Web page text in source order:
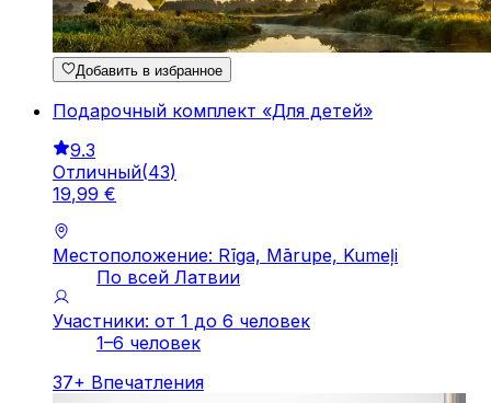
Добавить в избранное
Подарочный комплект «Для детей»
9.3
Отличный(43)
19,99 €
Местоположение: Rīga, Mārupe, Kumeļi
По всей Латвии
Участники: от 1 до 6 человек
1–6 человек
37+ Впечатления